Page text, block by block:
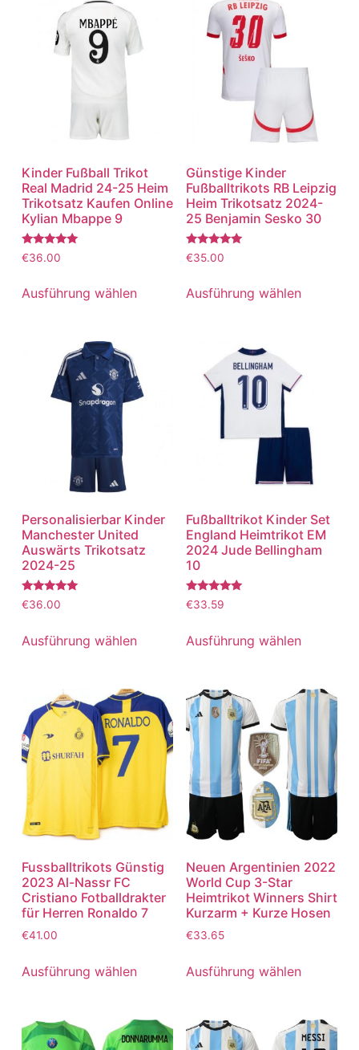
Kinder Fußball Trikot
Real Madrid 24-25 Heim
Trikotsatz Kaufen Online
Kylian Mbappe 9
Bewertet
mit
von 5
€36.00
Ausführung wählen
Günstige Kinder
Fußballtrikots RB Leipzig
Heim Trikotsatz 2024-
25 Benjamin Sesko 30
Bewertet
mit
von 5
€35.00
Ausführung wählen
Personalisierbar Kinder
Manchester United
Auswärts Trikotsatz
2024-25
Bewertet
mit
von 5
€36.00
Ausführung wählen
Fußballtrikot Kinder Set
England Heimtrikot EM
2024 Jude Bellingham
10
Bewertet
mit
von 5
€33.59
Ausführung wählen
Fussballtrikots Günstig
2023 Al-Nassr FC
Cristiano Fotballdrakter
für Herren Ronaldo 7
€41.00
Ausführung wählen
Neuen Argentinien 2022
World Cup 3-Star
Heimtrikot Winners Shirt
Kurzarm + Kurze Hosen
€33.65
Ausführung wählen